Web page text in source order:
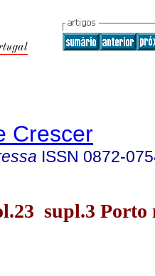
Crescer
ISSN 0872-
supl.3 Porto